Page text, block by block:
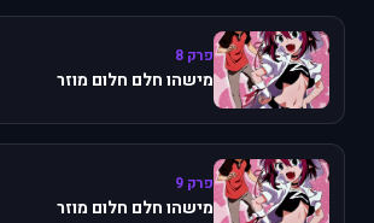
פרק 8
מישהו חלם חלום מוזר
פרק 9
מישהו חלם חלום מוזר